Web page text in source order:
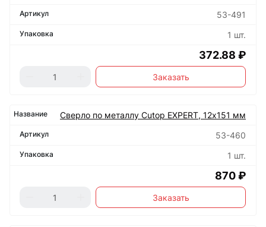
53-491
1 шт.
372.88 ₽
Заказать
Сверло по металлу Cutop EXPERT, 12х151 мм
53-460
1 шт.
870 ₽
Заказать